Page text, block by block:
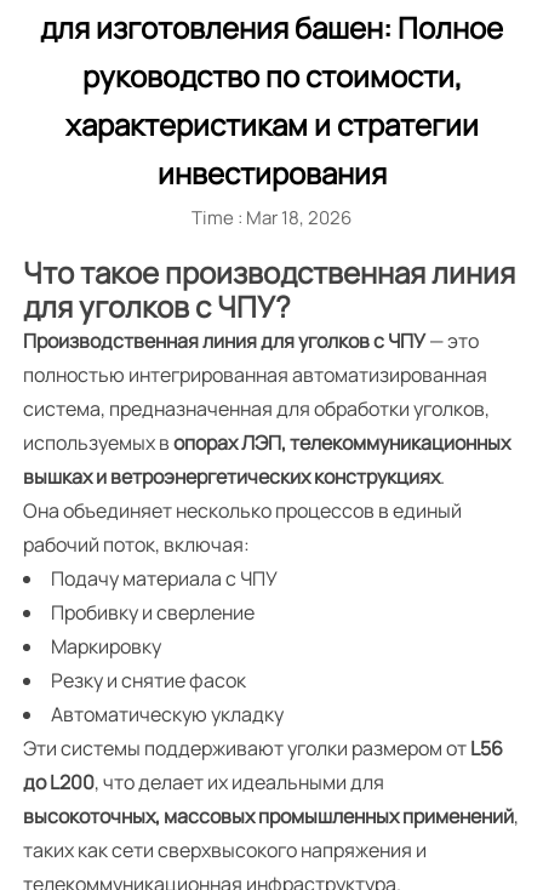
для изготовления башен: Полное
руководство по стоимости,
характеристикам и стратегии
инвестирования
Time : Mar 18, 2026
Что такое производственная линия
для уголков с ЧПУ?
Производственная линия для уголков с ЧПУ— это
полностью интегрированная автоматизированная
система, предназначенная для обработки уголков,
используемых вопорах ЛЭП, телекоммуникационных
вышках и ветроэнергетических конструкциях.
Она объединяет несколько процессов в единый
рабочий поток, включая:
Подачу материала с ЧПУ
Пробивку и сверление
Маркировку
Резку и снятие фасок
Автоматическую укладку
Эти системы поддерживают уголки размером отL56
до L200, что делает их идеальными для
высокоточных, массовых промышленных применений,
таких как сети сверхвысокого напряжения и
телекоммуникационная инфраструктура.